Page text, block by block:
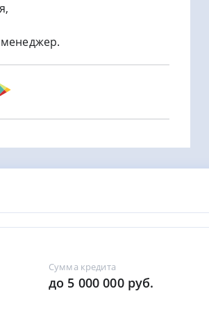
Сумма кредита
до 5 000 000 руб.